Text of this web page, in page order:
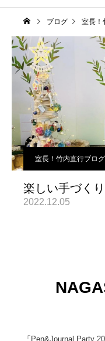
ブログ 室長！
室長！竹内直行ブログ
楽しい手づく
2022.12.05
「Pen&Journal Party